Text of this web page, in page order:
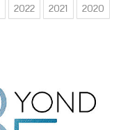
2022 2021 2020